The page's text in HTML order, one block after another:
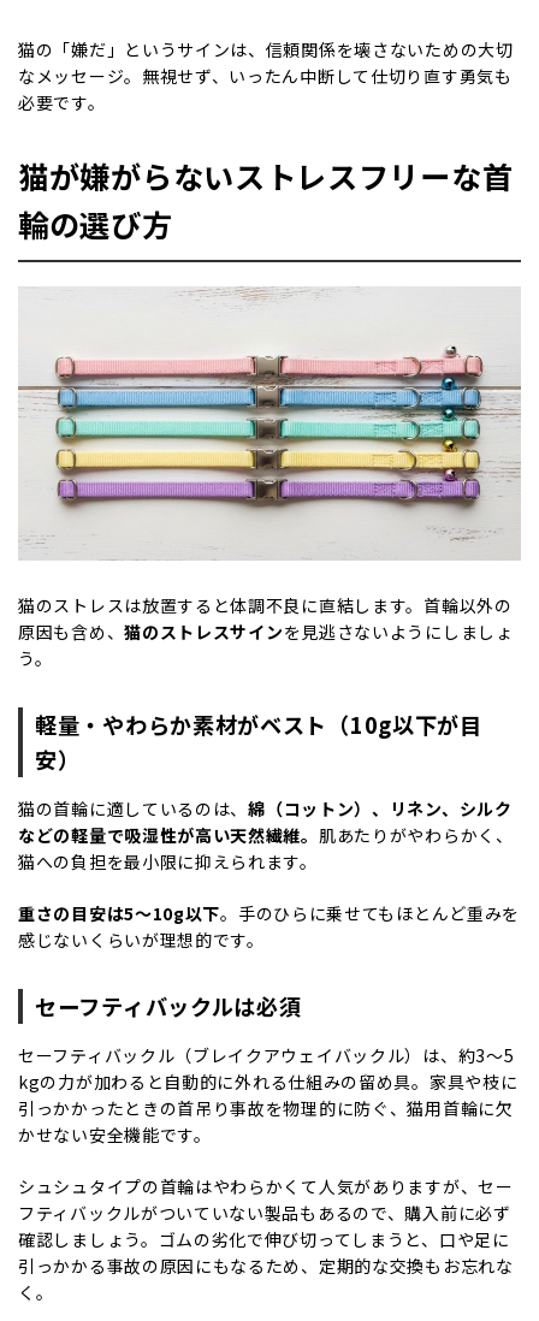
猫の「嫌だ」というサインは、信頼関係を壊さないための大切
なメッセージ。無視せず、いったん中断して仕切り直す勇気も
必要です。
猫が嫌がらないストレスフリーな首
輪の選び方
猫のストレスは放置すると体調不良に直結します。首輪以外の
原因も含め、猫のストレスサインを見逃さないようにしましょ
う。
軽量・やわらか素材がベスト（10g以下が目
安）
猫の首輪に適しているのは、綿（コットン）、リネン、シルク
などの軽量で吸湿性が高い天然繊維。 肌あたりがやわらかく、
猫への負担を最小限に抑えられます。
重さの目安は5～10g以下。手のひらに乗せてもほとんど重みを
感じないくらいが理想的です。
セーフティバックルは必須
セーフティバックル（ブレイクアウェイバックル）は、約3～5
kgの力が加わると自動的に外れる仕組みの留め具。家具や枝に
引っかかったときの首吊り事故を物理的に防ぐ、猫用首輪に欠
かせない安全機能です。
シュシュタイプの首輪はやわらかくて人気がありますが、セー
フティバックルがついていない製品もあるので、購入前に必ず
確認しましょう。ゴムの劣化で伸び切ってしまうと、口や足に
引っかかる事故の原因にもなるため、定期的な交換もお忘れな
く。